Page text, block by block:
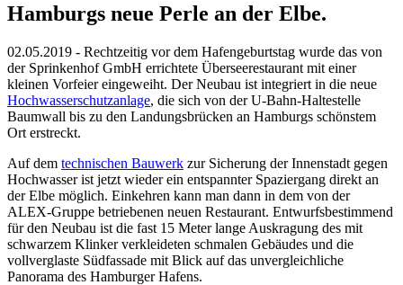
Hamburgs neue Perle an der Elbe.
02.05.2019 - Rechtzeitig vor dem Hafengeburtstag wurde das von
der Sprinkenhof GmbH errichtete Überseerestaurant mit einer
kleinen Vorfeier eingeweiht. Der Neubau ist integriert in die neue
Hochwasserschutzanlage, die sich von der U-Bahn-Haltestelle
Baumwall bis zu den Landungsbrücken an Hamburgs schönstem
Ort erstreckt.
Auf dem technischen Bauwerk zur Sicherung der Innenstadt gegen
Hochwasser ist jetzt wieder ein entspannter Spaziergang direkt an
der Elbe möglich. Einkehren kann man dann in dem von der
ALEX-Gruppe betriebenen neuen Restaurant. Entwurfsbestimmend
für den Neubau ist die fast 15 Meter lange Auskragung des mit
schwarzem Klinker verkleideten schmalen Gebäudes und die
vollverglaste Südfassade mit Blick auf das unvergleichliche
Panorama des Hamburger Hafens.